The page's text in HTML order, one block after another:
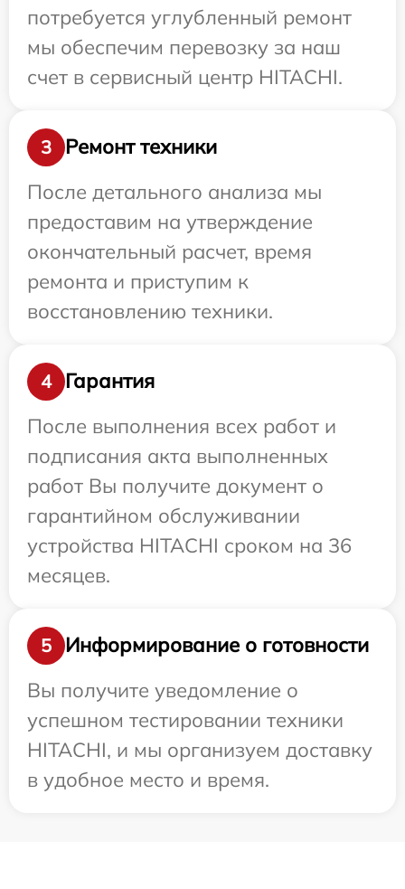
потребуется углубленный ремонт
мы обеспечим перевозку за наш
счет в сервисный центр HITACHI.
3
Ремонт техники
После детального анализа мы
предоставим на утверждение
окончательный расчет, время
ремонта и приступим к
восстановлению техники.
4
Гарантия
После выполнения всех работ и
подписания акта выполненных
работ Вы получите документ о
гарантийном обслуживании
устройства HITACHI сроком на 36
месяцев.
5
Информирование о готовности
Вы получите уведомление о
успешном тестировании техники
HITACHI, и мы организуем доставку
в удобное место и время.